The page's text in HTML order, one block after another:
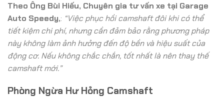
Theo Ông Bùi Hiếu, Chuyên gia tư vấn xe tại Garage
Auto Speedy,: “Việc phục hồi camshaft đôi khi có thể
tiết kiệm chi phí, nhưng cần đảm bảo rằng phương pháp
này không làm ảnh hưởng đến độ bền và hiệu suất của
động cơ. Nếu không chắc chắn, tốt nhất là nên thay thế
camshaft mới.”
Phòng Ngừa Hư Hỏng Camshaft